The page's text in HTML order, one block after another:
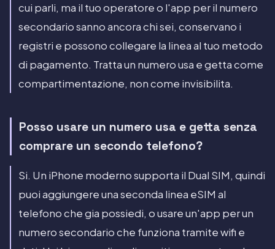
cui parli, ma il tuo operatore o l'app per il numero
secondario sanno ancora chi sei, conservano i
registri e possono collegare la linea al tuo metodo
di pagamento. Tratta un numero usa e getta come
compartimentazione, non come invisibilita.
Posso usare un numero usa e getta senza
comprare un secondo telefono?
Si. Un iPhone moderno supporta il Dual SIM, quindi
puoi aggiungere una seconda linea eSIM al
telefono che gia possiedi, o usare un'app per un
numero secondario che funziona tramite wifi e